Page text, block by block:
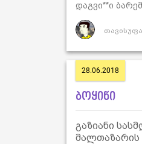
დაგვი**ი
28.06.2018
ბოყინი
გაზიანი
მალთაზარის